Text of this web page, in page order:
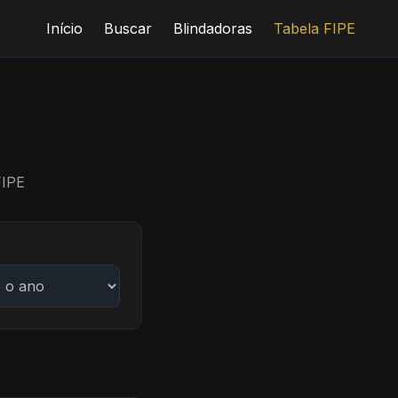
Início Buscar Blindadoras Tabela FIPE